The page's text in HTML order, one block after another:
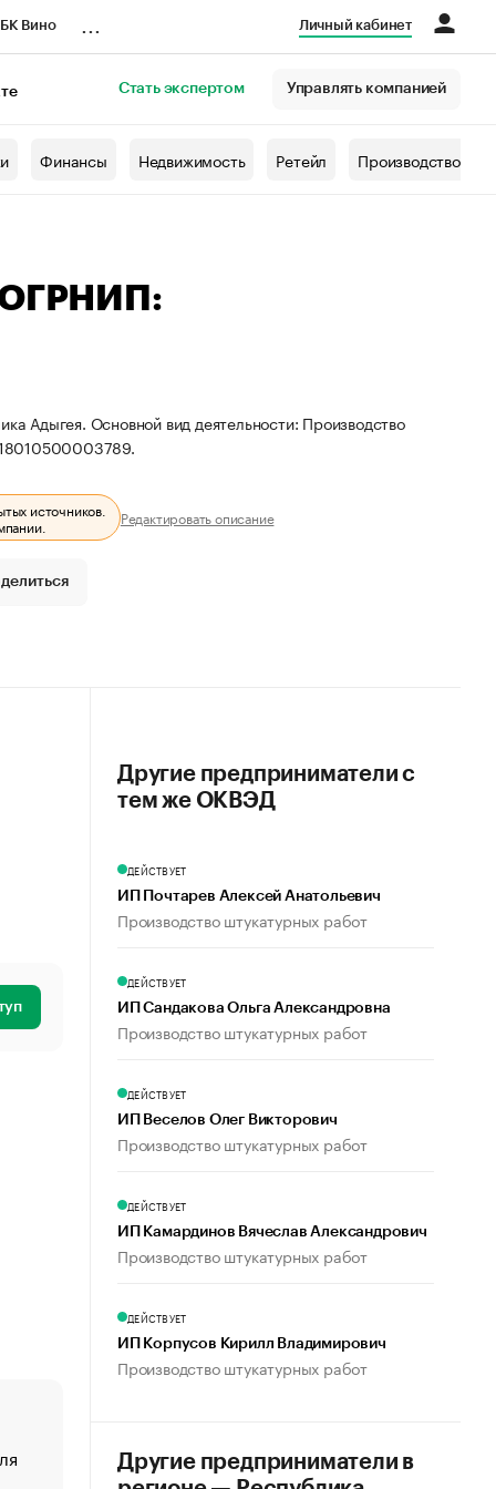
Вино Личный кабинет
Стать экспертом Управлять компанией
Финансы Недвижимость Ретейл Производство
ОГРНИП:
Адыгея. Основной вид деятельности: Производство
источников.
Редактировать описание
«От спорта тело стареет иначе». Как живет глава
создавшей GTA
Другие предприниматели с
тем же ОКВЭД
ДЕЙСТВУЕТ
ИП Почтарев Алексей Анатольевич
Производство штукатурных работ
ДЕЙСТВУЕТ
ИП Сандакова Ольга Александровна
Производство штукатурных работ
ДЕЙСТВУЕТ
ИП Веселов Олег Викторович
Производство штукатурных работ
ДЕЙСТВУЕТ
ИП Камардинов Вячеслав Александрович
Производство штукатурных работ
ДЕЙСТВУЕТ
ИП Корпусов Кирилл Владимирович
Производство штукатурных работ
Другие предприниматели в